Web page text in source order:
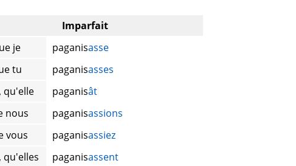
Imparfait
je
paganisasse
tu
paganisasses
qu'elle
paganisât
nous
paganisassions
vous
paganisassiez
qu'elles
paganisassent